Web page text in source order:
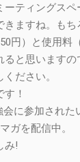
ティングスペ
ますね。もち
円）と使用料
と思いますの
ださい。
！
に参加され
ガを配信中。
み!